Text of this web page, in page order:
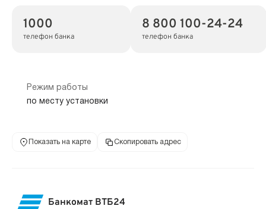
1000
телефон банка
8 800 100-24-24
телефон банка
Режим работы
по месту установки
Показать на карте Скопировать адрес
Банкомат ВТБ24